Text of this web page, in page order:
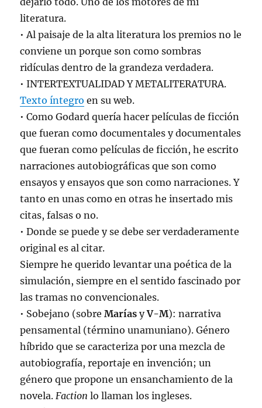
literatura.
• Al paisaje de la alta literatura los premios no le
conviene un porque son como sombras
ridículas dentro de la grandeza verdadera.
• INTERTEXTUALIDAD Y METALITERATURA.
Texto íntegro en su web.
• Como Godard quería hacer películas de ficción
que fueran como documentales y documentales
que fueran como películas de ficción, he escrito
narraciones autobiográficas que son como
ensayos y ensayos que son como narraciones. Y
tanto en unas como en otras he insertado mis
citas, falsas o no.
• Donde se puede y se debe ser verdaderamente
original es al citar.
Siempre he querido levantar una poética de la
simulación, siempre en el sentido fascinado por
las tramas no convencionales.
• Sobejano (sobreMarías yV-M): narrativa
pensamental (término unamuniano). Género
híbrido que se caracteriza por una mezcla de
autobiografía, reportaje en invención; un
género que propone un ensanchamiento de la
novela.Faction lo llaman los ingleses.